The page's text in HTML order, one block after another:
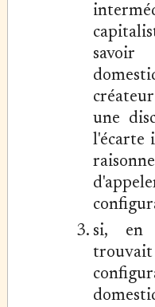
une
l'écarte
si, en